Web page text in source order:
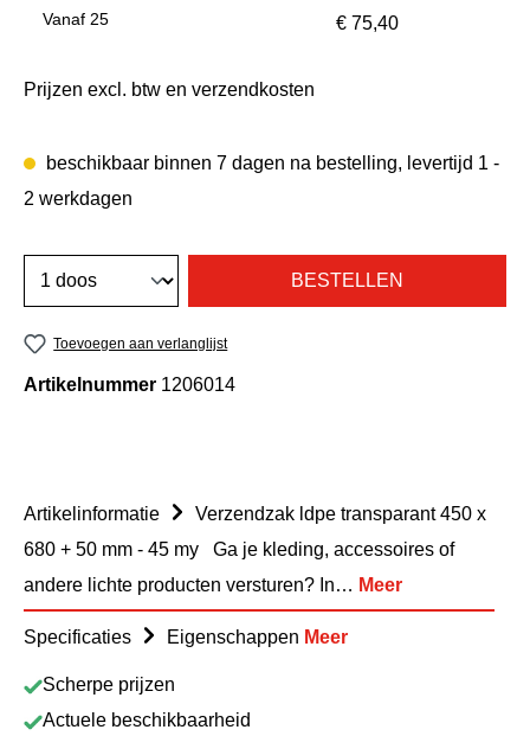
Vanaf 25 € 75,40
Prijzen excl. btw en verzendkosten
beschikbaar binnen 7 dagen na bestelling, levertijd 1 -
2 werkdagen
BESTELLEN
Toevoegen aan verlanglijst
Artikelnummer 1206014
Artikelinformatie
Verzendzak ldpe transparant 450 x
680 + 50 mm - 45 my Ga je kleding, accessoires of
andere lichte producten versturen? In… Meer
Specificaties Eigenschappen Meer
Scherpe prijzen
Actuele beschikbaarheid